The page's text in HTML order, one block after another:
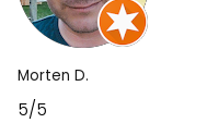
Morten D.
5/5